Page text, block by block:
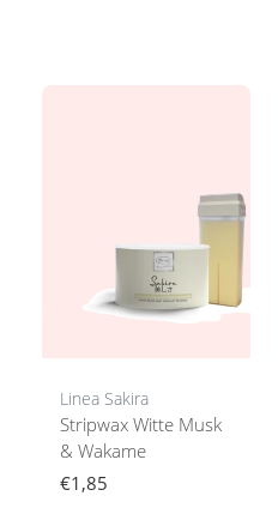
Linea Sakira
Stripwax Witte Musk
& Wakame
€1,85